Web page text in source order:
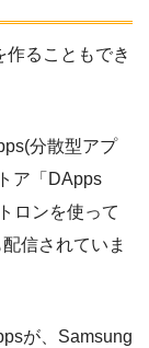
作ることもでき
分散型アプ
ア「DApps
ロンを使って
信されていま
が、Samsung